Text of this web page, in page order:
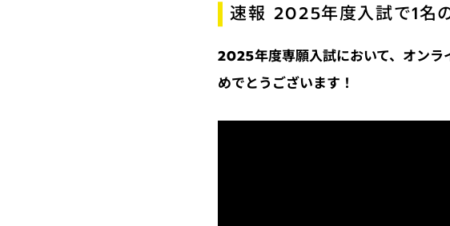
速報 2025年度入試で1名
2025年度専願入試において、オンラ
めでとうございます！